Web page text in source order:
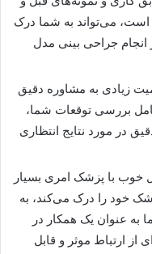
است، می‌تواند به شما درک
انجام جراحی بینی مدل
زیادی به مشاوره دقیق
بررسی توقعات شما،
در مورد نتایج انتظاری
خوب با پزشک امری بسیار
خود را درک می‌کند، به
عنوان یک همکار در
از ارتباط موثر و قابل